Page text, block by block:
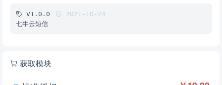
V1.0.0 2021-10-24
七牛云短信
获取模块